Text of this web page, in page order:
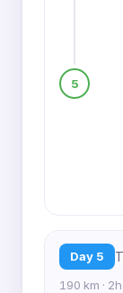
5
Day 5
190 km ·